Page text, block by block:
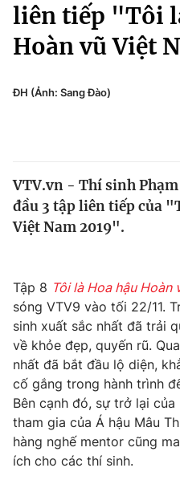
Chính trị
Xã hội
Pháp luật
Thế giới
Tin tức
Câu chuyện quốc tế
Kinh tế
Thị trường
Góc doanh nghiệp
Dữ liệu và đời sống
Truyền hình
Phim VTV
Hậu trường
Nhân vật
Khán giả
Giải trí
Điện ảnh
Âm nhạc
Đời sống
Du lịch
Giáo dục
Truyền hình
Văn hóa - Giải trí
Công nghệ
liên tiếp "Tôi
Hoàn vũ Việt
ĐH (Ảnh: Sang Đào)
VTV.vn - Thí sinh
đầu 3 tập liên tiếp của
Việt Nam 2019".
Tập 8 Tôi là Hoa hậu Hoàn
sóng VTV9 vào tối 22/11.
sinh xuất sắc nhất đã trải
về khỏe đẹp, quyến rũ.
nhất đã bắt đầu lộ diện,
cố gắng trong hành trình
Bên cạnh đó, sự trở lại của
tham gia của Á hậu Mâu
hàng nghế mentor cũng
ích cho các thí sinh.